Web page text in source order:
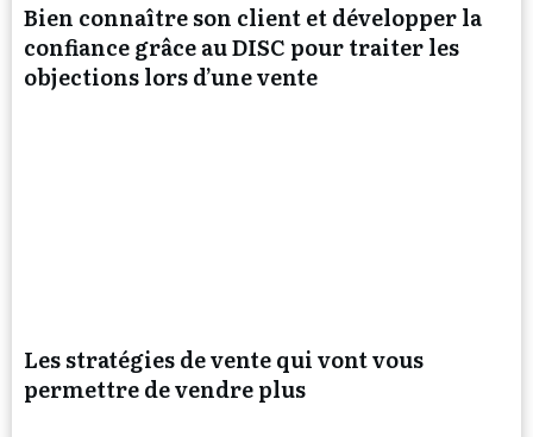
Bien connaître son client et développer la
confiance grâce au DISC pour traiter les
objections lors d’une vente
Les stratégies de vente qui vont vous
permettre de vendre plus